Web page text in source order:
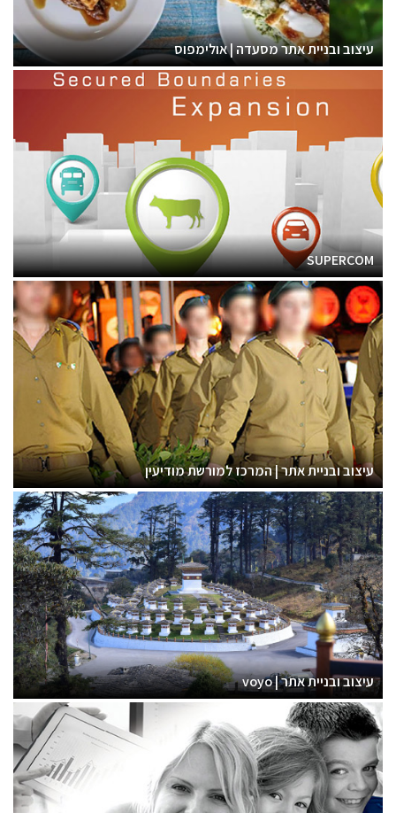
עיצוב ובניית אתר מסעדה | אולימפוס
SUPERCOM
עיצוב ובניית אתר | המרכז למורשת מודיעין
עיצוב ובניית אתר | voyo